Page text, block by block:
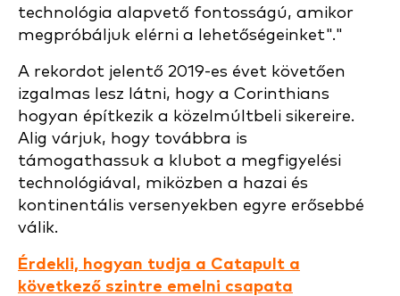
technológia alapvető fontosságú, amikor
megpróbáljuk elérni a lehetőségeinket"."
A rekordot jelentő 2019-es évet követően
izgalmas lesz látni, hogy a Corinthians
hogyan építkezik a közelmúltbeli sikereire.
Alig várjuk, hogy továbbra is
támogathassuk a klubot a megfigyelési
technológiával, miközben a hazai és
kontinentális versenyekben egyre erősebbé
válik.
Érdekli, hogyan tudja a Catapult a
következő szintre emelni csapata